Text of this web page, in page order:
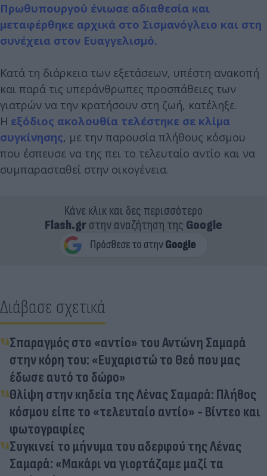
Πρωθυπουργού ένιωσε αδιαθεσία και
μεταφέρθηκε αρχικά στο Σισμανόγλειο και στη
συνέχεια στον Ευαγγελισμό.
Κατά τη διάρκεια των εξετάσεων, υπέστη ανακοπή
και παρά τις υπεράνθρωπες προσπάθειες των
γιατρών να την κρατήσουν στη ζωή, κατέληξε.
Η εξόδιος ακολουθία τελέστηκε σε κλίμα
συγκίνησης, με την παρουσία πλήθους κόσμου
που έσπευσε να της πει το τελευταίο αντίο και να
συμπαρασταθεί στην οικογένεια.
Κάνε κλικ και δες περισσότερο
Flash.grστην αναζήτηση της Google
Διάβασε σχετικά
Σπαραγμός στο «αντίο» του Αντώνη Σαμαρά
στην κόρη του: «Ευχαριστώ το Θεό που μας
έδωσε αυτό το δώρο»
Θλίψη στην κηδεία της Λένας Σαμαρά: Πλήθος
κόσμου είπε το «τελευταίο αντίο» - Βίντεο και
φωτογραφίες
Συγκινεί το μήνυμα του αδερφού της Λένας
Σαμαρά: «Μακάρι να γιορτάζαμε μαζί τα